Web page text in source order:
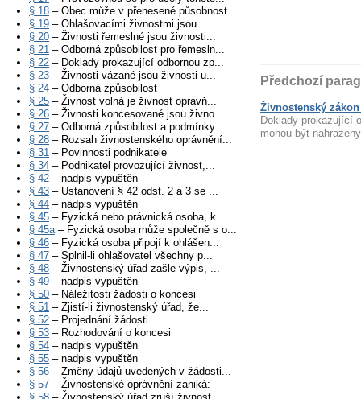
§ 18 – Obec může v přenesené působnost...
§ 19 – Ohlašovacími živnostmi jsou
§ 20 – Živnosti řemeslné jsou živnosti...
§ 21 – Odborná způsobilost pro řemesln...
§ 22 – Doklady prokazující odbornou zp...
§ 23 – Živnosti vázané jsou živnosti u...
§ 24 – Odborná způsobilost
§ 25 – Živnost volná je živnost opravň...
§ 26 – Živnosti koncesované jsou živno...
§ 27 – Odborná způsobilost a podmínky ...
§ 28 – Rozsah živnostenského oprávnění...
§ 31 – Povinnosti podnikatele
§ 34 – Podnikatel provozující živnost,...
§ 42 – nadpis vypuštěn
§ 43 – Ustanovení § 42 odst. 2 a 3 se ...
§ 44 – nadpis vypuštěn
§ 45 – Fyzická nebo právnická osoba, k...
§ 45a– Fyzická osoba může společně s o...
§ 46 – Fyzická osoba připojí k ohlášen...
§ 47 – Splnil-li ohlašovatel všechny p...
§ 48 – Živnostenský úřad zašle výpis, ...
§ 49 – nadpis vypuštěn
§ 50 – Náležitosti žádosti o koncesi
§ 51 – Zjistí-li živnostenský úřad, že...
§ 52 – Projednání žádosti
§ 53 – Rozhodování o koncesi
§ 54 – nadpis vypuštěn
§ 55 – nadpis vypuštěn
§ 56 – Změny údajů uvedených v žádosti...
§ 57 – Živnostenské oprávnění zaniká:
Předchozí
Živnostenský
Doklady prokazující
mohou být